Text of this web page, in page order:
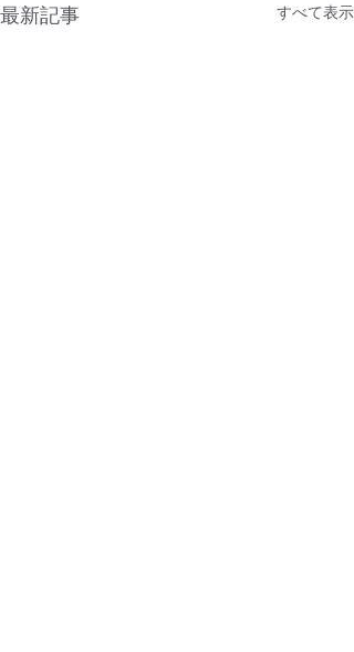
最新記事 すべて表示